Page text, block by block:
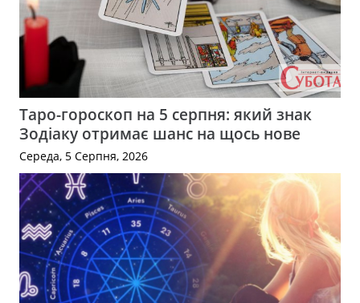
Таро-гороскоп на 5 серпня: який знак
Зодіаку отримає шанс на щось нове
Середа, 5 Серпня, 2026